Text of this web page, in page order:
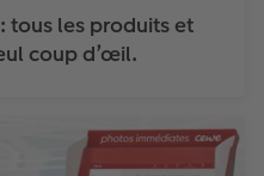
tous les produits et
coup d’œil.